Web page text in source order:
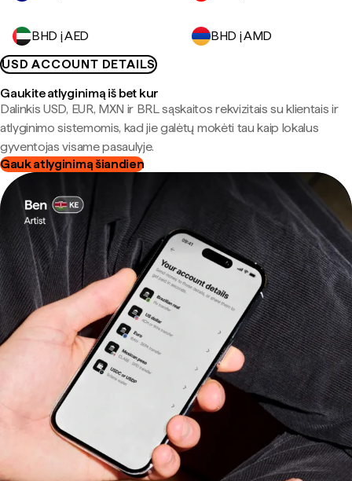
BHD į AED
BHD į AMD
USD ACCOUNT DETAILS
Gaukite atlyginimą iš bet kur
Dalinkis USD, EUR, MXN ir BRL sąskaitos rekvizitais su klientais ir
atlyginimo sistemomis, kad jie galėtų mokėti tau kaip lokalus
gyventojas visame pasaulyje.
Gauk atlyginimą šiandien